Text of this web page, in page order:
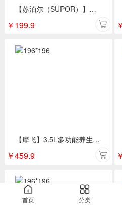
【苏泊尔（SUPOR）】多功能一体电炒锅 CJ26A10
￥199.9
【摩飞】3.5L多功能养生锅MR9082
￥459.9
首页 分类